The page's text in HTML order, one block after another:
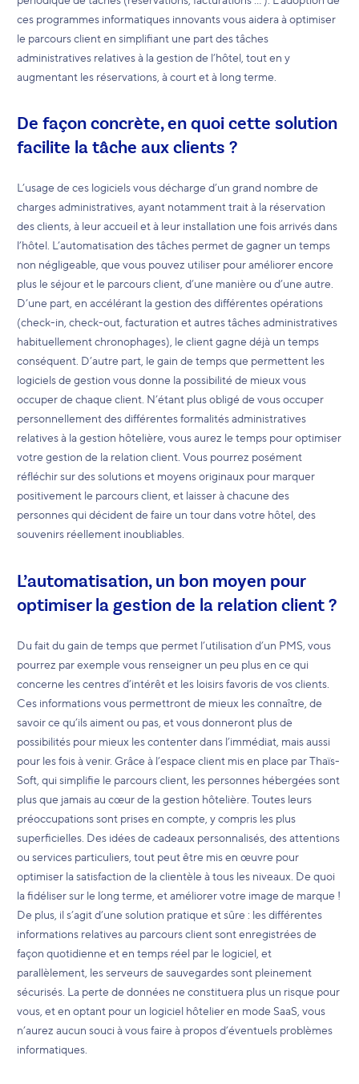
ces programmes informatiques innovants vous aidera à optimiser
le parcours client en simplifiant une part des tâches
administratives relatives à la gestion de l’hôtel, tout en y
augmentant les réservations, à court et à long terme.
De façon concrète, en quoi cette solution
facilite la tâche aux clients ?
L’usage de ces logiciels vous décharge d’un grand nombre de
charges administratives, ayant notamment trait à la réservation
des clients, à leur accueil et à leur installation une fois arrivés dans
l’hôtel. L’automatisation des tâches permet de gagner un temps
non négligeable, que vous pouvez utiliser pour améliorer encore
plus le séjour et le parcours client, d’une manière ou d’une autre.
D’une part, en accélérant la gestion des différentes opérations
(check-in, check-out, facturation et autres tâches administratives
habituellement chronophages), le client gagne déjà un temps
conséquent. D’autre part, le gain de temps que permettent les
logiciels de gestion vous donne la possibilité de mieux vous
occuper de chaque client. N’étant plus obligé de vous occuper
personnellement des différentes formalités administratives
relatives à la gestion hôtelière, vous aurez le temps pour optimiser
votre gestion de la relation client. Vous pourrez posément
réfléchir sur des solutions et moyens originaux pour marquer
positivement le parcours client, et laisser à chacune des
personnes qui décident de faire un tour dans votre hôtel, des
souvenirs réellement inoubliables.
L’automatisation, un bon moyen pour
optimiser la gestion de la relation client ?
Du fait du gain de temps que permet l’utilisation d’un PMS, vous
pourrez par exemple vous renseigner un peu plus en ce qui
concerne les centres d’intérêt et les loisirs favoris de vos clients.
Ces informations vous permettront de mieux les connaître, de
savoir ce qu’ils aiment ou pas, et vous donneront plus de
possibilités pour mieux les contenter dans l’immédiat, mais aussi
pour les fois à venir. Grâce à l’espace client mis en place par Thaïs-
Soft, qui simplifie le parcours client, les personnes hébergées sont
plus que jamais au cœur de la gestion hôtelière. Toutes leurs
préoccupations sont prises en compte, y compris les plus
superficielles. Des idées de cadeaux personnalisés, des attentions
ou services particuliers, tout peut être mis en œuvre pour
optimiser la satisfaction de la clientèle à tous les niveaux. De quoi
la fidéliser sur le long terme, et améliorer votre image de marque !
De plus, il s’agit d’une solution pratique et sûre : les différentes
informations relatives au parcours client sont enregistrées de
façon quotidienne et en temps réel par le logiciel, et
parallèlement, les serveurs de sauvegardes sont pleinement
sécurisés. La perte de données ne constituera plus un risque pour
vous, et en optant pour un logiciel hôtelier en mode SaaS, vous
n’aurez aucun souci à vous faire à propos d’éventuels problèmes
informatiques.